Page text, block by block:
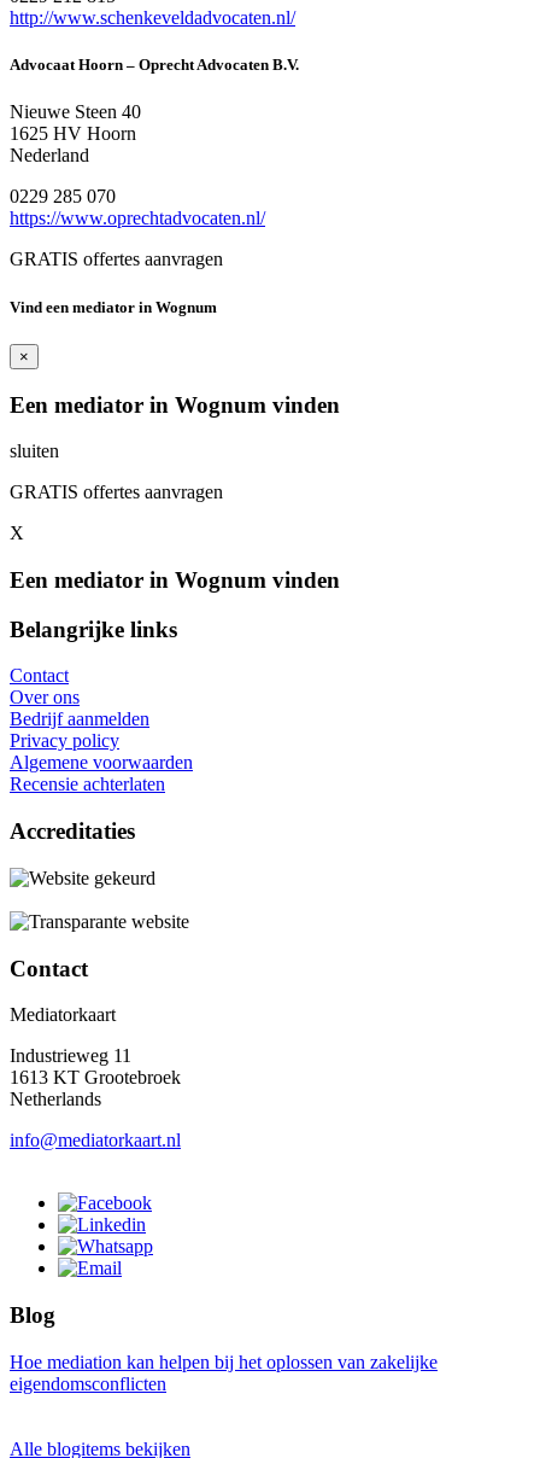
http://www.schenkeveldadvocaten.nl/
Advocaat Hoorn – Oprecht Advocaten B.V.
Nieuwe Steen 40
1625 HV Hoorn
Nederland
0229 285 070
https://www.oprechtadvocaten.nl/
GRATIS offertes aanvragen
Vind een mediator in Wognum
×
Een mediator in Wognum vinden
sluiten
GRATIS offertes aanvragen
X
Een mediator in Wognum vinden
Belangrijke links
Contact
Over ons
Bedrijf aanmelden
Privacy policy
Algemene voorwaarden
Recensie achterlaten
Accreditaties
Contact
Mediatorkaart
Industrieweg 11
1613 KT Grootebroek
Netherlands
info@mediatorkaart.nl
Blog
Hoe mediation kan helpen bij het oplossen van zakelijke
eigendomsconflicten
Alle blogitems bekijken